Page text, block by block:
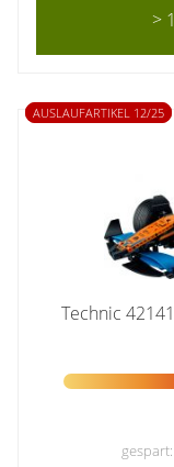
>
AUSLAUFARTIKEL 12/25
Technic
gespart: